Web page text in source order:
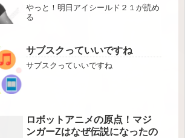
やっと！明日アイシールド２１が読め
る
サブスクっていいですね
サブスクっていいですね
ロボットアニメの原点！マジ
ンガーZはなぜ伝説になったの